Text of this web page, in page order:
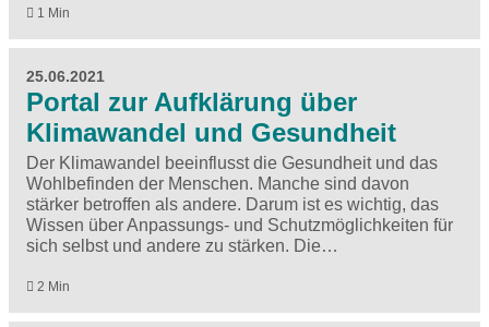
1 Min
25.06.2021
Portal zur Aufklärung über
Klimawandel und Gesundheit
Der Klimawandel beeinflusst die Gesundheit und das
Wohlbefinden der Menschen. Manche sind davon
stärker betroffen als andere. Darum ist es wichtig, das
Wissen über Anpassungs- und Schutzmöglichkeiten für
sich selbst und andere zu stärken. Die…
2 Min